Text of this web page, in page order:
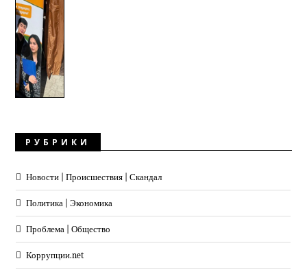
РУБРИКИ
Новости | Происшествия | Скандал
Политика | Экономика
Проблема | Общество
Коррупции.net